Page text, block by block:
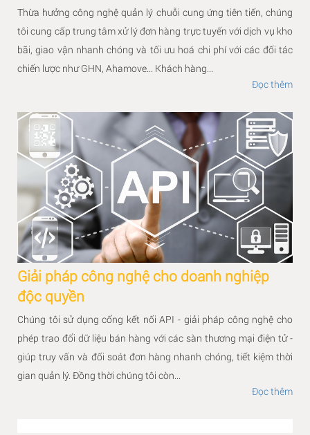
Thừa hưởng công nghệ quản lý chuỗi cung ứng tiên tiến, chúng
tôi cung cấp trung tâm xử lý đơn hàng trực tuyến với dịch vụ kho
bãi, giao vận nhanh chóng và tối ưu hoá chi phí với các đối tác
chiến lược như GHN, Ahamove... Khách hàng...
Đọc thêm
Giải pháp công nghệ cho doanh nghiệp
độc quyền
Chúng tôi sử dụng cổng kết nối API - giải pháp công nghệ cho
phép trao đổi dữ liệu bán hàng với các sàn thương mại điện tử -
giúp truy vấn và đối soát đơn hàng nhanh chóng, tiết kiệm thời
gian quản lý. Đồng thời chúng tôi còn...
Đọc thêm